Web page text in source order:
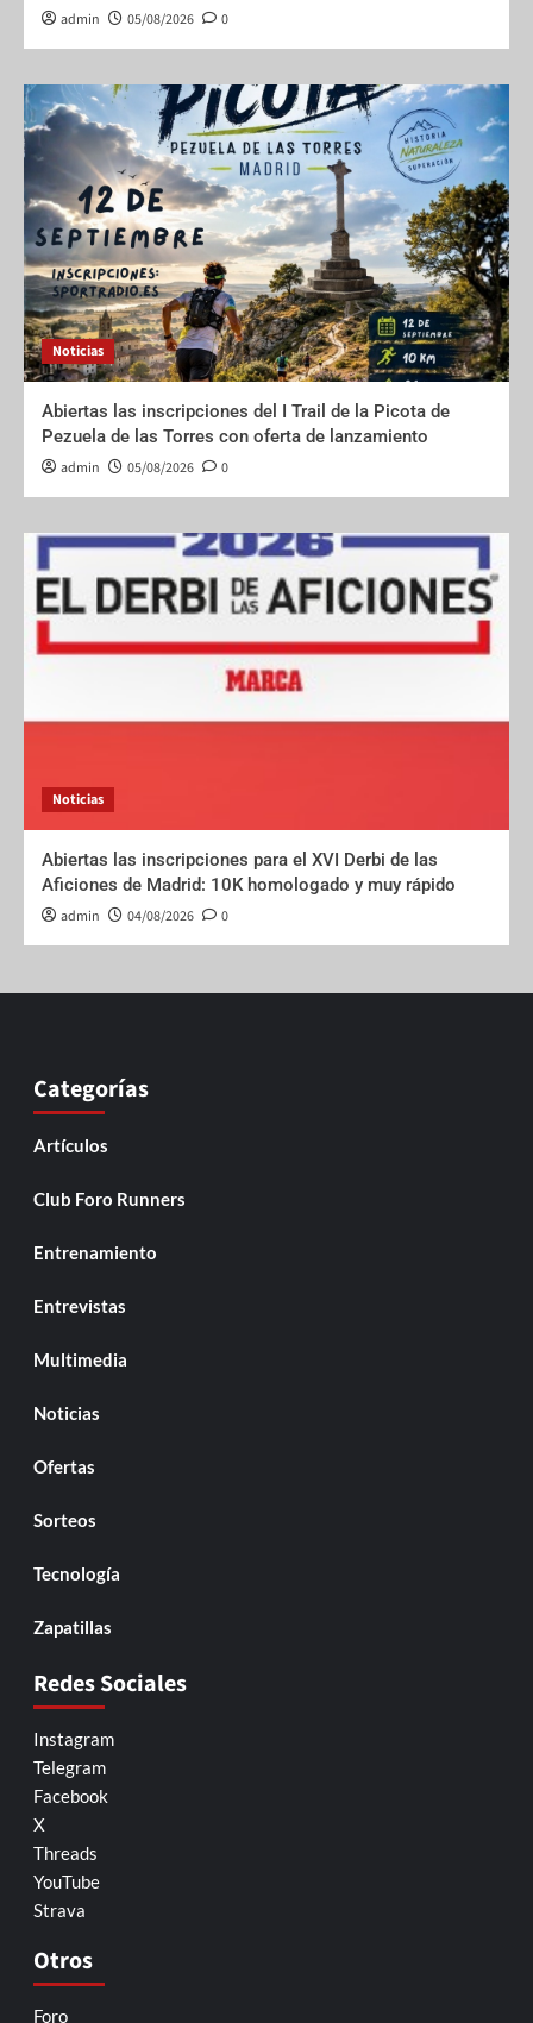
admin 05/08/2026 0
Noticias
Abiertas las inscripciones del I Trail de la Picota de
Pezuela de las Torres con oferta de lanzamiento
admin 05/08/2026 0
Noticias
Abiertas las inscripciones para el XVI Derbi de las
Aficiones de Madrid: 10K homologado y muy rápido
admin 04/08/2026 0
Categorías
Artículos
Club Foro Runners
Entrenamiento
Entrevistas
Multimedia
Noticias
Ofertas
Sorteos
Tecnología
Zapatillas
Redes Sociales
Instagram
Telegram
Facebook
X
Threads
YouTube
Strava
Otros
Foro